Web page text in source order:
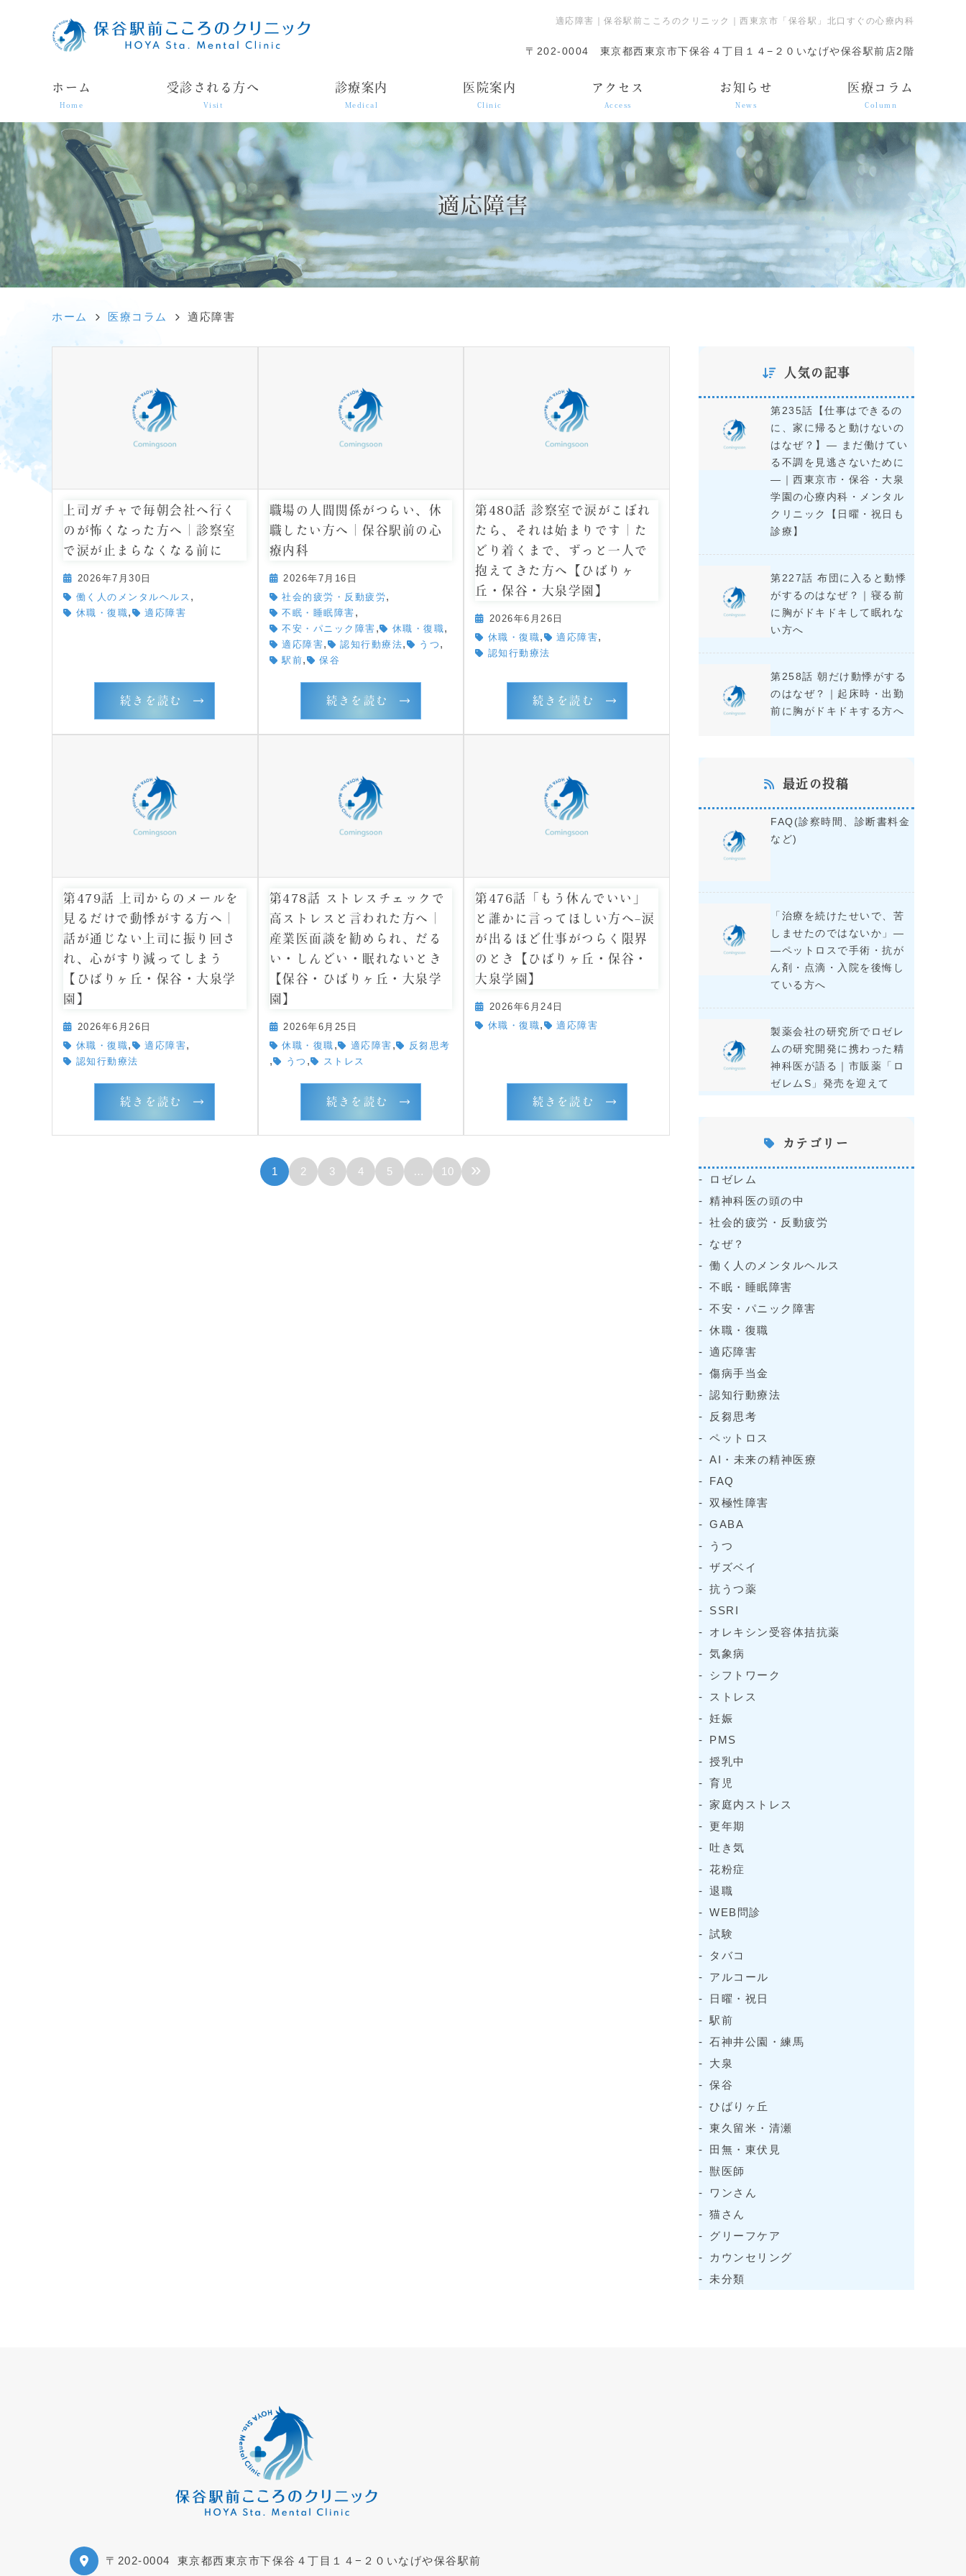
適応障害｜保谷駅前こころのクリニック｜西東京市「保谷駅」北口すぐの心療内科
〒202-0004 東京都西東京市下保谷４丁目１４−２０いなげや保谷駅前店2階
ホーム
Home
受診される方へ
Visit
診療案内
Medical
医院案内
Clinic
アクセス
Access
お知らせ
News
医療コラム
Column
適応障害
ホーム 医療コラム 適応障害
上司ガチャで毎朝会社へ行く
のが怖くなった方へ｜診察室
で涙が止まらなくなる前に
2026年7月30日
働く人のメンタルヘルス ,
休職・復職, 適応障害
続きを読む
職場の人間関係がつらい、休
職したい方へ｜保谷駅前の心
療内科
2026年7月16日
社会的疲労・反動疲労,
不眠・睡眠障害 ,
不安・パニック障害 , 休職・復職,
適応障害, 認知行動療法, うつ ,
駅前, 保谷
続きを読む
第480話 診察室で涙がこぼれ
たら、それは始まりです｜た
どり着くまで、ずっと一人で
抱えてきた方へ【ひばりヶ
丘・保谷・大泉学園】
2026年6月26日
休職・復職, 適応障害,
認知行動療法
続きを読む
第479話 上司からのメールを
見るだけで動悸がする方へ｜
話が通じない上司に振り回さ
れ、心がすり減ってしまう
【ひばりヶ丘・保谷・大泉学
園】
2026年6月26日
休職・復職, 適応障害,
認知行動療法
続きを読む
第478話 ストレスチェックで
高ストレスと言われた方へ｜
産業医面談を勧められ、だる
い・しんどい・眠れないとき
【保谷・ひばりヶ丘・大泉学
園】
2026年6月25日
休職・復職 , 適応障害 , 反芻思考
, うつ , ストレス
続きを読む
第476話「もう休んでいい」
と誰かに言ってほしい方へ–涙
が出るほど仕事がつらく限界
のとき【ひばりヶ丘・保谷・
大泉学園】
2026年6月24日
休職・復職, 適応障害
続きを読む
1 2 3 4 5 … 10 »
人気の記事
第235話【仕事はできるの
に、家に帰ると動けないの
はなぜ？】― まだ働けてい
る不調を見逃さないために
―｜西東京市・保谷・大泉
学園の心療内科・メンタル
クリニック【日曜・祝日も
診療】
第227話 布団に入ると動悸
がするのはなぜ？｜寝る前
に胸がドキドキして眠れな
い方へ
第258話 朝だけ動悸がする
のはなぜ？｜起床時・出勤
前に胸がドキドキする方へ
最近の投稿
FAQ(診察時間、診断書料金
など)
「治療を続けたせいで、苦
しませたのではないか」―
―ペットロスで手術・抗が
ん剤・点滴・入院を後悔し
ている方へ
製薬会社の研究所でロゼレ
ムの研究開発に携わった精
神科医が語る｜市販薬「ロ
ゼレムS」発売を迎えて
カテゴリー
ロゼレム
精神科医の頭の中
社会的疲労・反動疲労
なぜ？
働く人のメンタルヘルス
不眠・睡眠障害
不安・パニック障害
休職・復職
適応障害
傷病手当金
認知行動療法
反芻思考
ペットロス
AI・未来の精神医療
FAQ
双極性障害
GABA
うつ
ザズベイ
抗うつ薬
SSRI
オレキシン受容体拮抗薬
気象病
シフトワーク
ストレス
妊娠
PMS
授乳中
育児
家庭内ストレス
更年期
吐き気
花粉症
退職
WEB問診
試験
タバコ
アルコール
日曜・祝日
駅前
石神井公園・練馬
大泉
保谷
ひばりヶ丘
東久留米・清瀬
田無・東伏見
獣医師
ワンさん
猫さん
グリーフケア
カウンセリング
未分類
〒202-0004
東京都西東京市下保谷４丁目１４−２０いなげや保谷駅前